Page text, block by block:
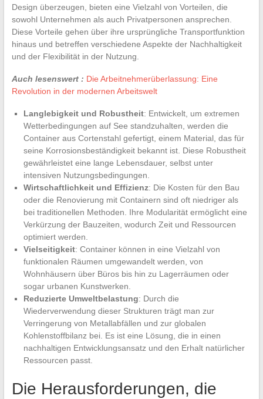
Design überzeugen, bieten eine Vielzahl von Vorteilen, die
sowohl Unternehmen als auch Privatpersonen ansprechen.
Diese Vorteile gehen über ihre ursprüngliche Transportfunktion
hinaus und betreffen verschiedene Aspekte der Nachhaltigkeit
und der Flexibilität in der Nutzung.
Auch lesenswert : Die Arbeitnehmerüberlassung: Eine
Revolution in der modernen Arbeitswelt
Langlebigkeit und Robustheit: Entwickelt, um extremen
Wetterbedingungen auf See standzuhalten, werden die
Container aus Cortenstahl gefertigt, einem Material, das für
seine Korrosionsbeständigkeit bekannt ist. Diese Robustheit
gewährleistet eine lange Lebensdauer, selbst unter
intensiven Nutzungsbedingungen.
Wirtschaftlichkeit und Effizienz: Die Kosten für den Bau
oder die Renovierung mit Containern sind oft niedriger als
bei traditionellen Methoden. Ihre Modularität ermöglicht eine
Verkürzung der Bauzeiten, wodurch Zeit und Ressourcen
optimiert werden.
Vielseitigkeit: Container können in eine Vielzahl von
funktionalen Räumen umgewandelt werden, von
Wohnhäusern über Büros bis hin zu Lagerräumen oder
sogar urbanen Kunstwerken.
Reduzierte Umweltbelastung: Durch die
Wiederverwendung dieser Strukturen trägt man zur
Verringerung von Metallabfällen und zur globalen
Kohlenstoffbilanz bei. Es ist eine Lösung, die in einen
nachhaltigen Entwicklungsansatz und den Erhalt natürlicher
Ressourcen passt.
Die Herausforderungen, die